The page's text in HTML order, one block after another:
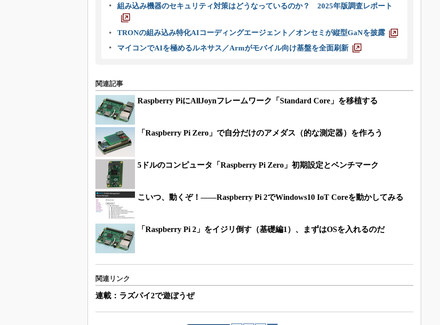
組み込み機器のセキュリティ対策はどうなっているのか？ 2025年版調査レポート
TRONの組み込み特化AIコーディングエージェント／オンセミが縦型GaNを披露
マイコンでAIを極めるルネサス／Armがモバイル向け基盤を全面刷新
関連記事
Raspberry PiにAllJoynフレームワーク「Standard Core」を移植する
「Raspberry Pi Zero」で自分だけのアメダス（的な測定器）を作ろう
5ドルのコンピュータ「Raspberry Pi Zero」初期設定とベンチマーク
こいつ、動くぞ！――Raspberry Pi 2でWindows10 IoT Coreを動かしてみる
「Raspberry Pi 2」をイジリ倒す（基礎編1）、まずはOSを入れるのだ
関連リンク
連載：ラズパイ2で遊ぼうぜ